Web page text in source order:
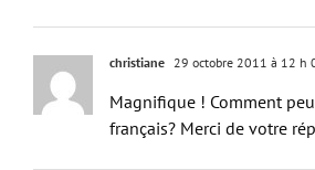
christiane 29 octobre 2011 à 12 h
Magnifique ! Comment
français? Merci de votre